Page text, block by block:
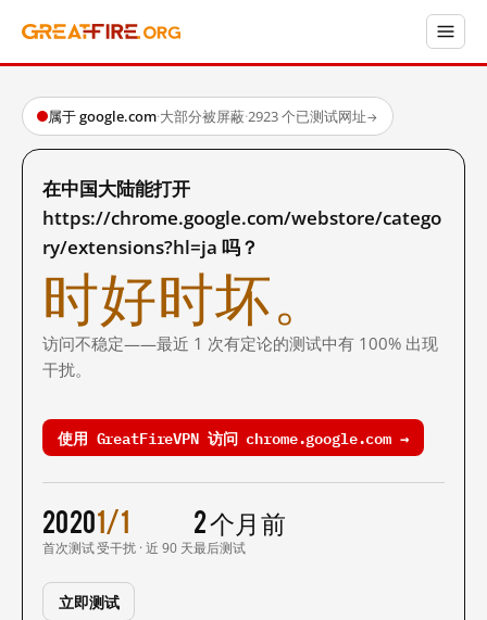
属于 google.com·大部分被屏蔽·2923 个已测试网址→
在中国大陆能打开
https://chrome.google.com/webstore/catego
ry/extensions?hl=ja 吗？
时好时坏。
访问不稳定——最近 1 次有定论的测试中有 100% 出现
干扰。
使用 GreatFireVPN 访问 chrome.google.com →
2020
首次测试
1/1
受干扰 · 近 90 天
2 个月前
最后测试
立即测试